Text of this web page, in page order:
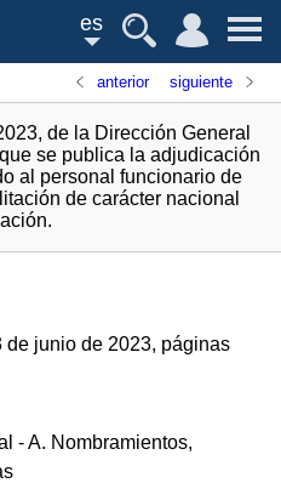
es
anterior siguiente
de la Dirección General
se publica la adjudicación
al personal funcionario de
de carácter nacional
de junio de 2023, páginas
- A. Nombramientos,